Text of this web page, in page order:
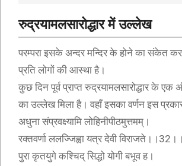
रुद्रयामलसारोद्धार में उल्लेख
परम्परा इसके अन्दर मन्दिर के होने का संकेत
प्रति लोगों की आस्था है।
कुछ दिन पूर्व प्राप्त रुद्रयामलसारोद्धार के एक
का उल्लेख मिला है। वहाँ इसका वर्णन इस
अधुना संप्रवक्ष्यामि लोहिनीपीठमुत्तमम्।
रक्तवर्णा ललज्जिह्वा यत्र देवी विराजते।।32।।
पुरा कृतयुगे कश्चिद् सिद्धो योगी बभूव ह।